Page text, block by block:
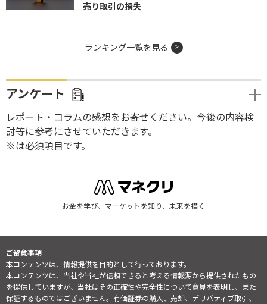
売り取引の損失
ランキング一覧を見る
アンケート
レポート・コラムの感想をお寄せください。今後の内容検
討等に参考にさせていただきます。
※は必須項目です。
お金を学び、マーケットを知り、未来を描く
ご留意事項
本コンテンツは、情報提供を目的として行っております。
本コンテンツは、当社や当社が信頼できると考える情報源から提供されたもの
を提供していますが、当社はその正確性や完全性について意見を表明し、また
保証するものではございません。有価証券の購入、売却、デリバティブ取引、